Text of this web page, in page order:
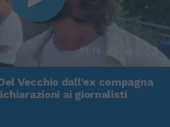
01:16
Vecchio dall'ex compagna
ai giornalisti